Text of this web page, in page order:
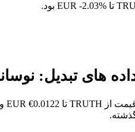
-2.03%
بود.